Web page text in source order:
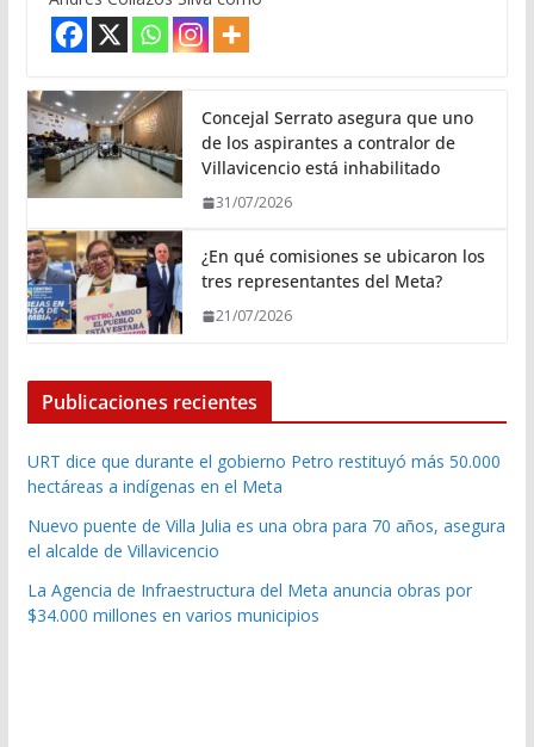
Concejal Serrato asegura que uno
de los aspirantes a contralor de
Villavicencio está inhabilitado
31/07/2026
¿En qué comisiones se ubicaron los
tres representantes del Meta?
21/07/2026
Publicaciones recientes
URT dice que durante el gobierno Petro restituyó más 50.000
hectáreas a indígenas en el Meta
Nuevo puente de Villa Julia es una obra para 70 años, asegura
el alcalde de Villavicencio
La Agencia de Infraestructura del Meta anuncia obras por
$34.000 millones en varios municipios